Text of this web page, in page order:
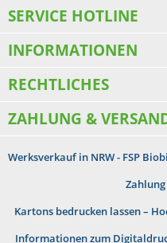
SERVICE HOTLINE
INFORMATIONEN
RECHTLICHES
ZAHLUNG &
Werksverkauf in NRW - FSP
Kartons bedrucken lassen –
Informationen zum